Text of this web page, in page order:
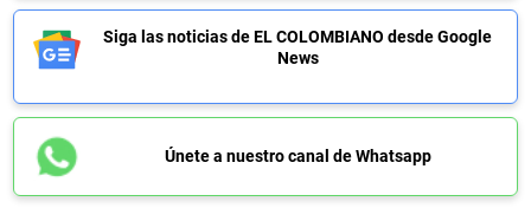
Siga las noticias de EL COLOMBIANO desde Google
News
Únete a nuestro canal de Whatsapp